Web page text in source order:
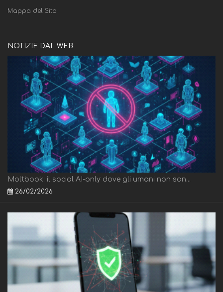
Mappa del Sito
NOTIZIE DAL WEB
Moltbook: il social AI-only dove gli umani non son...
26/02/2026